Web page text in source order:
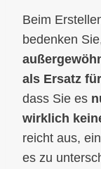
Beim
bedenken
als Ersatz
dass Sie es
wirklich
reicht aus,
es zu